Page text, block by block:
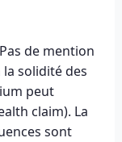
de mention
solidité des
peut
claim). La
sont